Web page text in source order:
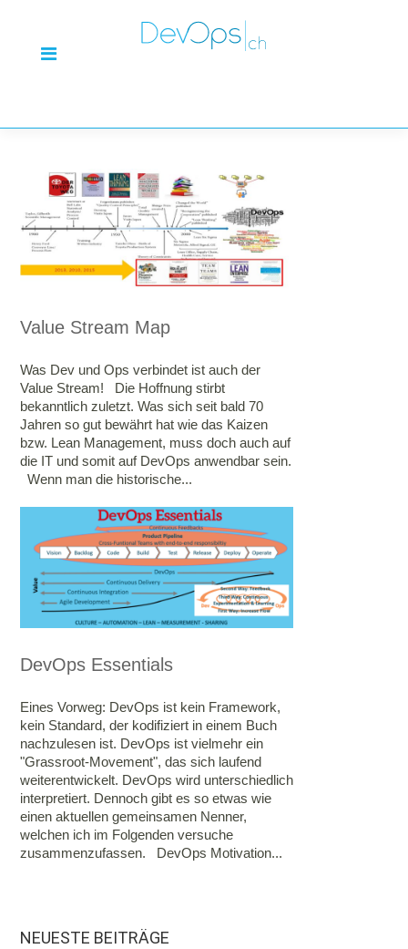
Value Stream Map
Was Dev und Ops verbindet ist auch der
Value Stream! Die Hoffnung stirbt
bekanntlich zuletzt. Was sich seit bald 70
Jahren so gut bewährt hat wie das Kaizen
bzw. Lean Management, muss doch auch auf
die IT und somit auf DevOps anwendbar sein.
Wenn man die historische...
DevOps Essentials
Eines Vorweg: DevOps ist kein Framework,
kein Standard, der kodifiziert in einem Buch
nachzulesen ist. DevOps ist vielmehr ein
"Grassroot-Movement", das sich laufend
weiterentwickelt. DevOps wird unterschiedlich
interpretiert. Dennoch gibt es so etwas wie
einen aktuellen gemeinsamen Nenner,
welchen ich im Folgenden versuche
zusammenzufassen. DevOps Motivation...
NEUESTE BEITRÄGE